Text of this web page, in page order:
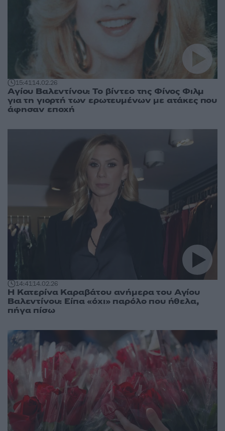
15:4114.02.26
Αγίου Βαλεντίνου: Το βίντεο της Φίνος Φιλμ
για τη γιορτή των ερωτευμένων με ατάκες που
άφησαν εποχή
14:4114.02.26
Η Κατερίνα Καραβάτου ανήμερα του Αγίου
Βαλεντίνου: Είπα «όχι» παρόλο που ήθελα,
πήγα πίσω